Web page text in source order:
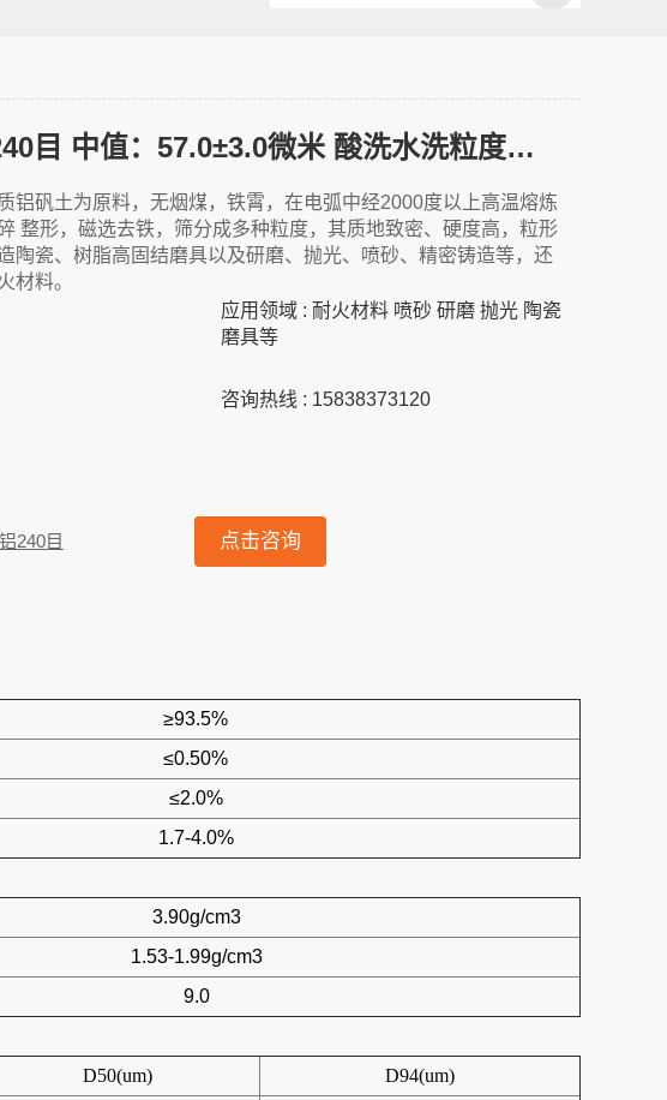
棕色氧化铝240目 中值：57.0±3.0微米 酸洗水洗粒度集中
铝矾土为原料，无烟煤，铁霄，在电弧中经2000度以上高温熔炼
整形，磁选去铁，筛分成多种粒度，其质地致密、硬度高，粒形
陶瓷、树脂高固结磨具以及研磨、抛光、喷砂、精密铸造等，还
材料。
应用领域 : 耐火材料 喷砂 研磨 抛光 陶瓷
磨具等
咨询热线 : 15838373120
240目 点击咨询
≥93.5%
≤0.50%
≤2.0%
1.7-4.0%
3.90g/cm3
1.53-1.99g/cm3
9.0
D50(um)
D94(um)